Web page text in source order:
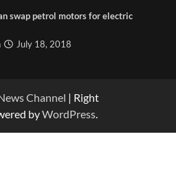
swap petrol motors for electric
July 18, 2018
Channel | Right
byWordPress